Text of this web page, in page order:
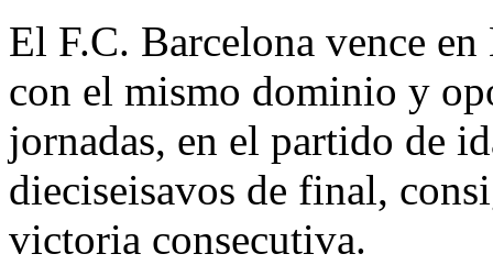
El F.C. Barcelona vence
con el mismo dominio y
jornadas, en el partido de
dieciseisavos de final,
victoria consecutiva.